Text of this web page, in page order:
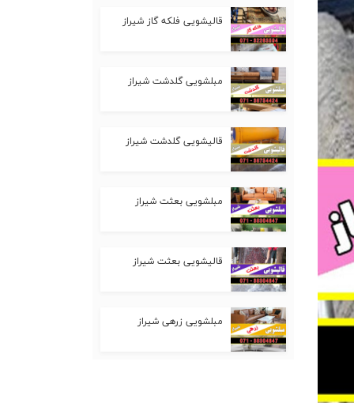
قالیشویی فلکه گاز شیراز
مبلشویی گلدشت شیراز
قالیشویی گلدشت شیراز
مبلشویی بعثت شیراز
قالیشویی بعثت شیراز
مبلشویی زرهی شیراز